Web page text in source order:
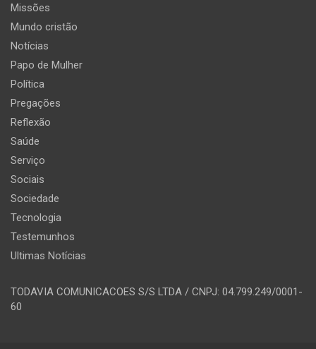
Missões
Mundo cristão
Notícias
Papo de Mulher
Política
Pregações
Reflexão
Saúde
Serviço
Sociais
Sociedade
Tecnologia
Testemunhos
Ultimas Notícias
TODAVIA COMUNICACOES S/S LTDA / CNPJ: 04.799.249/0001-
60